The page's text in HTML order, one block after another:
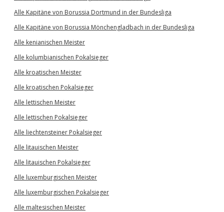
Alle Kapitäne von Borussia Dortmund in der Bundesliga
Alle Kapitäne von Borussia Mönchengladbach in der Bundesliga
Alle kenianischen Meister
Alle kolumbianischen Pokalsieger
Alle kroatischen Meister
Alle kroatischen Pokalsieger
Alle lettischen Meister
Alle lettischen Pokalsieger
Alle liechtensteiner Pokalsieger
Alle litauischen Meister
Alle litauischen Pokalsieger
Alle luxemburgischen Meister
Alle luxemburgischen Pokalsieger
Alle maltesischen Meister